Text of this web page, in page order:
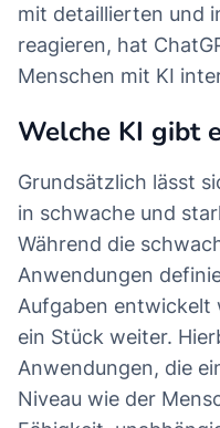
mit detaillierten und
reagieren, hat
Menschen mit KI
Welche KI gibt
Grundsätzlich lässt
in schwache und
Während die
Anwendungen
Aufgaben entwickelt
ein Stück weiter.
Anwendungen, die
Niveau wie der